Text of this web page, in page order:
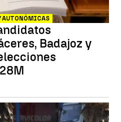
AUTONÓMICAS
Badajoz y